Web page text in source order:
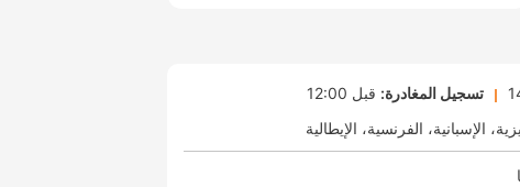
تسجيل المغادرة: قبل 12:00
الإسبانية الفرنسية الإيطالية